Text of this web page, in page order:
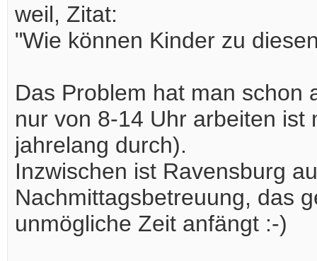
weil, Zitat:
"Wie können Kinder zu
Das Problem hat man schon
nur von 8-14 Uhr arbeiten ist
jahrelang durch).
Inzwischen ist Ravensburg
Nachmittagsbetreuung, das
unmögliche Zeit anfängt :-)